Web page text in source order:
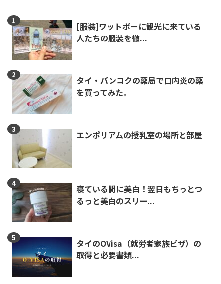
[服装]ワットポーに観光に来ている
人たちの服装を徹...
タイ・バンコクの薬局で口内炎の薬
を買ってみた。
エンポリアムの授乳室の場所と部屋
寝ている間に美白！翌日もちっとつ
るっと美白のスリー...
タイのOVisa（就労者家族ビザ）の
取得と必要書類...